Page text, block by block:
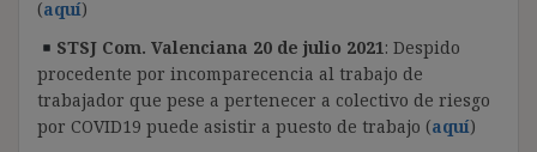
(aquí)
STSJ Com. Valenciana 20 de julio 2021: Despido
procedente por incomparecencia al trabajo de
trabajador que pese a pertenecer a colectivo de riesgo
por COVID19 puede asistir a puesto de trabajo (aquí)